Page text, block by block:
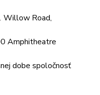
Willow Road,
Amphitheatre
dobe spoločnosť